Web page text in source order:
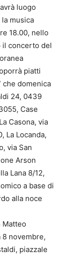
luogo
la musica
18.00, nello
il concerto del
piatti
che domenica
24, 0439
Case
Casona, via
La Locanda,
via San
Arson
Lana 8/12,
a base di
alla noce
Matteo
novembre,
piazzale